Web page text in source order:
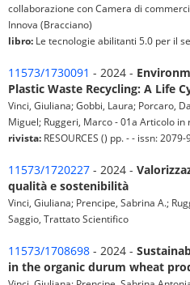
collaborazione con Camera di
Innova (Bracciano)
libro: Le tecnologie abilitanti 5.0 per il
11573/1730091 - 2024 -
Plastic Waste Recycling: A Life
Vinci, Giuliana; Gobbi, Laura; Porcaro,
Miguel; Ruggeri, Marco - 01a Articolo in
rivista: RESOURCES () pp. - - issn:
11573/1720227 - 2024 -
qualità e sostenibilità
Vinci, Giuliana; Prencipe, Sabrina A.;
Saggio, Trattato Scientifico
11573/1708698 - 2024 -
in the organic durum wheat